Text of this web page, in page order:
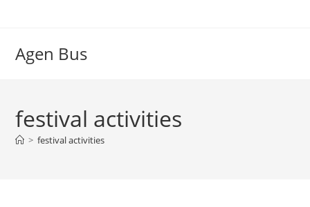
Agen Bus
festival activities
> festival activities